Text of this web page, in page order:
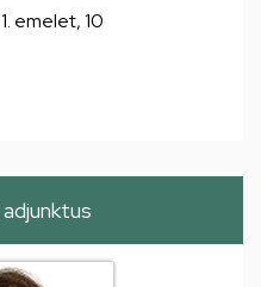
1. emelet, 10
adjunktus